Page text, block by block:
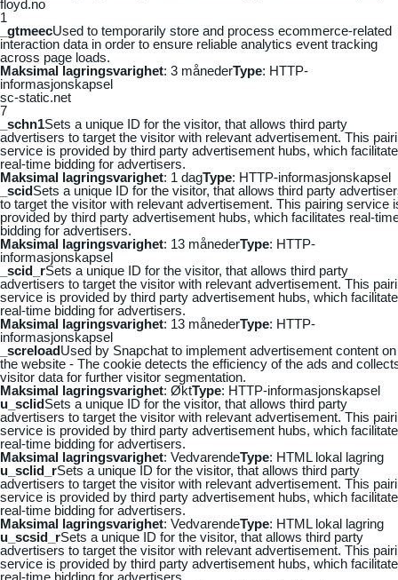
floyd.no
1
_gtmeecUsed to temporarily store and process ecommerce-related
interaction data in order to ensure reliable analytics event tracking
across page loads.
Maksimal lagringsvarighet: 3 månederType: HTTP-
informasjonskapsel
sc-static.net
7
_schn1Sets a unique ID for the visitor, that allows third party
advertisers to target the visitor with relevant advertisement. This
service is provided by third party advertisement hubs, which
real-time bidding for advertisers.
Maksimal lagringsvarighet: 1 dagType: HTTP-informasjonskapsel
_scidSets a unique ID for the visitor, that allows third party
to target the visitor with relevant advertisement. This pairing service
provided by third party advertisement hubs, which facilitates real-
bidding for advertisers.
Maksimal lagringsvarighet: 13 månederType: HTTP-
informasjonskapsel
_scid_rSets a unique ID for the visitor, that allows third party
advertisers to target the visitor with relevant advertisement. This
service is provided by third party advertisement hubs, which
real-time bidding for advertisers.
Maksimal lagringsvarighet: 13 månederType: HTTP-
informasjonskapsel
_screloadUsed by Snapchat to implement advertisement content on
the website - The cookie detects the efficiency of the ads and
visitor data for further visitor segmentation.
Maksimal lagringsvarighet: ØktType: HTTP-informasjonskapsel
u_sclidSets a unique ID for the visitor, that allows third party
advertisers to target the visitor with relevant advertisement. This
service is provided by third party advertisement hubs, which
real-time bidding for advertisers.
Maksimal lagringsvarighet: VedvarendeType: HTML lokal lagring
u_sclid_rSets a unique ID for the visitor, that allows third party
advertisers to target the visitor with relevant advertisement. This
service is provided by third party advertisement hubs, which
real-time bidding for advertisers.
Maksimal lagringsvarighet: VedvarendeType: HTML lokal lagring
u_scsid_rSets a unique ID for the visitor, that allows third party
advertisers to target the visitor with relevant advertisement. This
service is provided by third party advertisement hubs, which
real-time bidding for advertisers.